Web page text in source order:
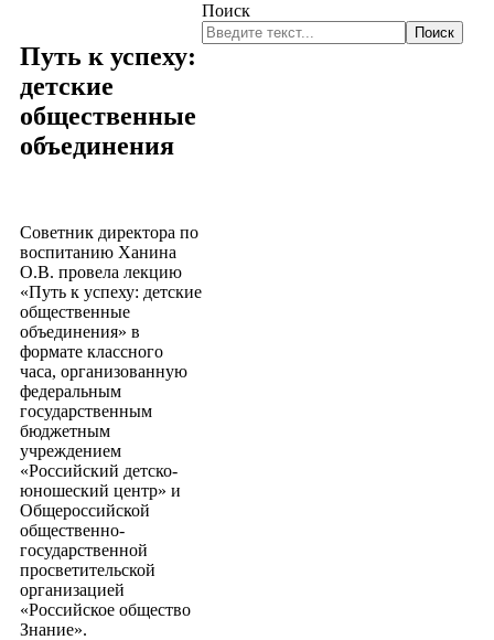
Поиск
Поиск
Путь к успеху:
детские
общественные
объединения
Советник директора по
воспитанию Ханина
О.В. провела лекцию
«Путь к успеху: детские
общественные
объединения» в
формате классного
часа, организованную
федеральным
государственным
бюджетным
учреждением
«Российский детско-
юношеский центр» и
Общероссийской
общественно-
государственной
просветительской
организацией
«Российское общество
Знание».